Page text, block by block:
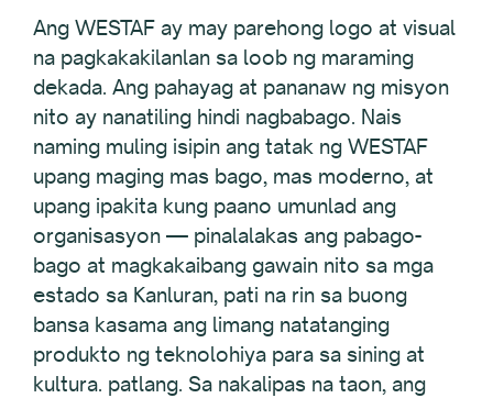
Ang WESTAF ay may parehong logo at visual
na pagkakakilanlan sa loob ng maraming
dekada. Ang pahayag at pananaw ng misyon
nito ay nanatiling hindi nagbabago. Nais
naming muling isipin ang tatak ng WESTAF
upang maging mas bago, mas moderno, at
upang ipakita kung paano umunlad ang
organisasyon — pinalalakas ang pabago-
bago at magkakaibang gawain nito sa mga
estado sa Kanluran, pati na rin sa buong
bansa kasama ang limang natatanging
produkto ng teknolohiya para sa sining at
kultura. patlang. Sa nakalipas na taon, ang